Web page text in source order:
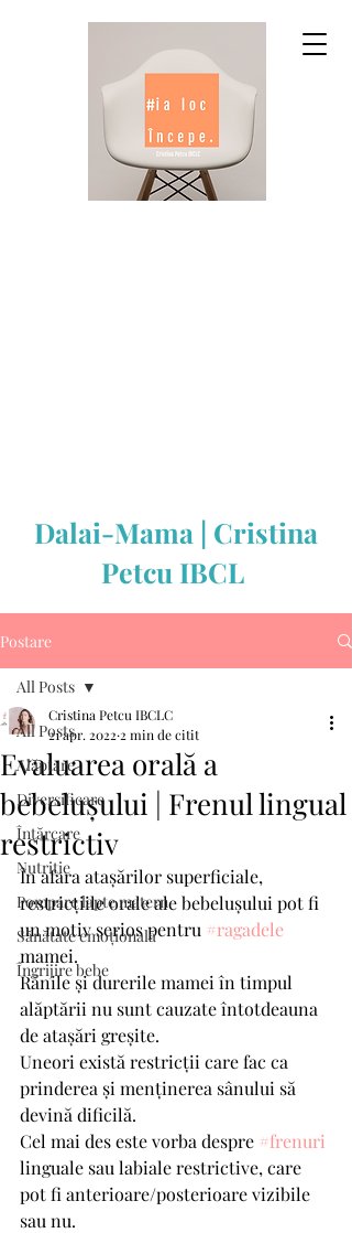
Dalai-Mama | Cristina
Petcu IBCL
Postare
All Posts
Alăptare
Diversificare
Înțărcare
Nutriție
Pompare lapte matern
Sănătate emoțională
Îngrijire bebe
All Posts
Evaluarea orală a
bebelușului | Frenul lingual
restrictiv
Cristina Petcu IBCLC
21 apr. 2022 2 min de citit
În afara atașărilor superficiale,
restricțiile orale ale bebelușului pot fi
un motiv serios pentru #ragadele
mamei.
Rănile și durerile mamei în timpul
alăptării nu sunt cauzate întotdeauna
de atașări greșite.
Uneori există restricții care fac ca
prinderea și menținerea sânului să
devină dificilă.
Cel mai des este vorba despre #frenuri
linguale sau labiale restrictive, care
pot fi anterioare/posterioare vizibile
sau nu.